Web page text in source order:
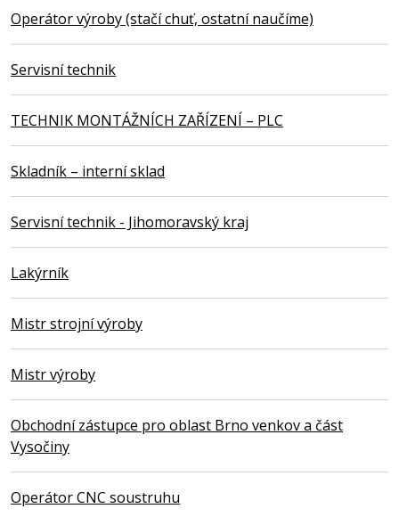
Operátor výroby (stačí chuť, ostatní naučíme)
Servisní technik
TECHNIK MONTÁŽNÍCH ZAŘÍZENÍ – PLC
Skladník – interní sklad
Servisní technik - Jihomoravský kraj
Lakýrník
Mistr strojní výroby
Mistr výroby
Obchodní zástupce pro oblast Brno venkov a část
Vysočiny
Operátor CNC soustruhu